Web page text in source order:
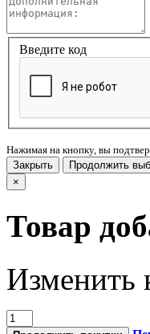
Введите код
Нажимая на кнопку, вы
Закрыть
Продолжить
×
Товар
Изменить